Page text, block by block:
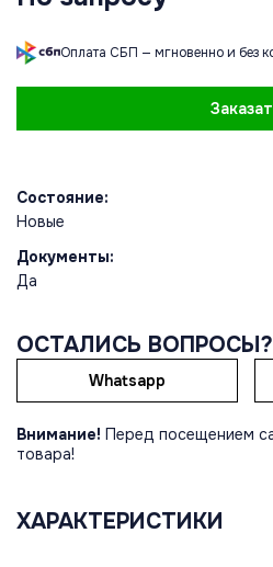
Оплата СБП — мгновенно и без
Состояние:
Новые
Документы:
Да
ОСТАЛИСЬ ВОПРОСЫ?
Whatsapp
Внимание! Перед посещением
товара!
ХАРАКТЕРИСТИКИ